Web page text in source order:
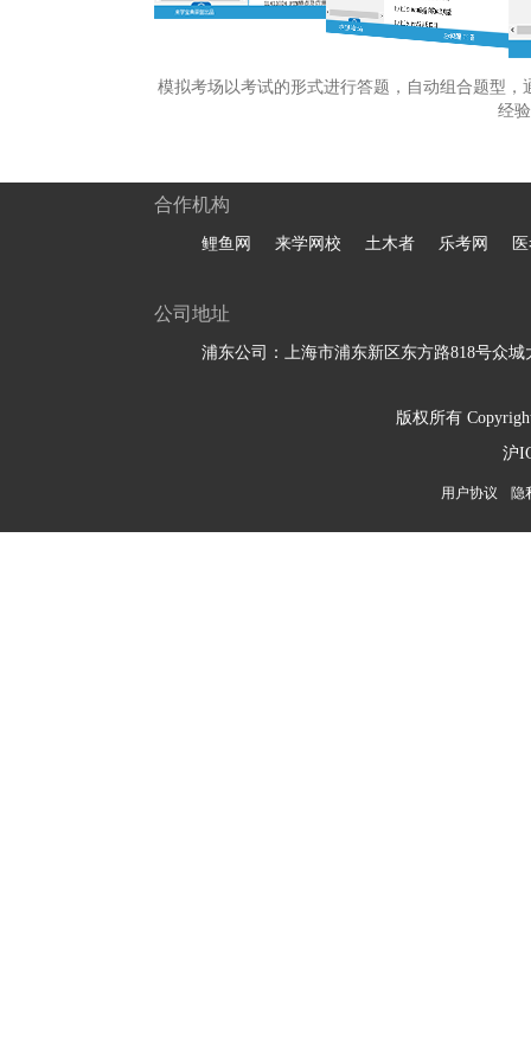
模拟考场以考试的形式进行答题，自动组合题型
经
合作机构
鲤鱼网 来学网校 土木者 乐考网
公司地址
浦东公司：上海市浦东新区东方路818号众城
版权所有
沪
用户协议 隐